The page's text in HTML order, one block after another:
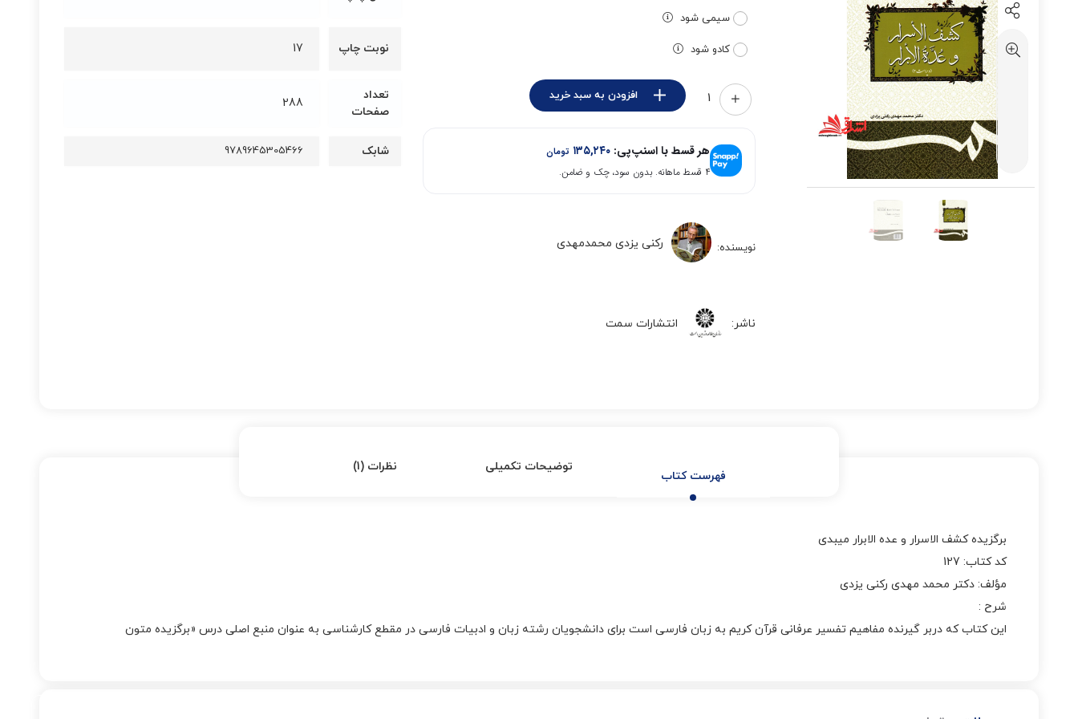
۵۵۲,۰۰۰
تومان
سیمی شود
کادو شود
افزودن به سبد خرید
هر قسط با اسنپ‌پی: ۱۳۵,۲۴۰ تومان
۴ قسط ماهانه. بدون سود، چک و ضامن.
رکنی یزدی محمدمهدی
انتشارات سمت
نوبت چاپ 17
تعداد
صفحات
288
شابک 9789645305466
فهرست کتاب
توضیحات تکمیلی نظرات (1)
برگزیده کشف الاسرار و عده الابرار میبدی
کد کتاب: 127
مؤلف: دکتر محمد مهدی رکنی یزدی
شرح :
این کتاب که دربر گیرنده مفاهیم تفسیر عرفانی قرآن کریم به زبان فارسی است برای دانشجویان رشته زبان و ادبیات فارسی در مقطع کارشناسی به عنوان منبع اصلی درس «برگزیده متون